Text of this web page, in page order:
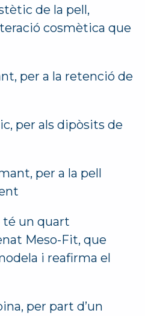
de la pell,
cosmètica que
per a la retenció de
per als dipòsits de
per a la pell
té un quart
Meso-Fit, que
i reafirma el
per part d’un